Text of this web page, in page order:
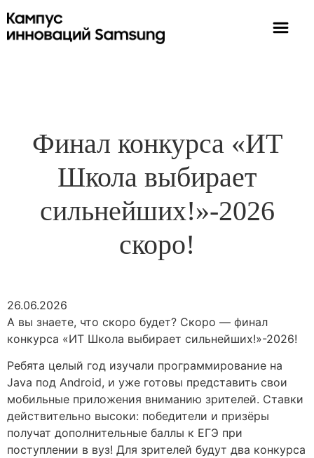
Финал конкурса «ИТ
Школа выбирает
сильнейших!»-2026
скоро!
26.06.2026
А вы знаете, что скоро будет? Скоро — финал
конкурса «ИТ Школа выбирает сильнейших!»-2026!
Ребята целый год изучали программирование на
Java под Android, и уже готовы представить свои
мобильные приложения вниманию зрителей. Ставки
действительно высоки: победители и призёры
получат дополнительные баллы к ЕГЭ при
поступлении в вуз! Для зрителей будут два конкурса